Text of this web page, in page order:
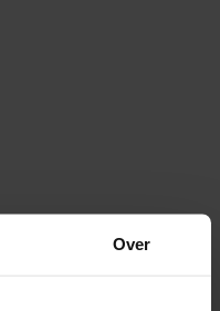
Over